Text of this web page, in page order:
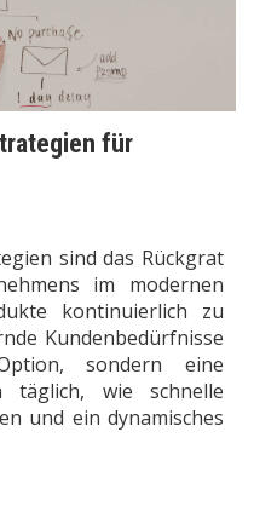
für
sind das Rückgrat
im modernen
kontinuierlich zu
Kundenbedürfnisse
sondern eine
täglich, wie schnelle
und ein dynamisches